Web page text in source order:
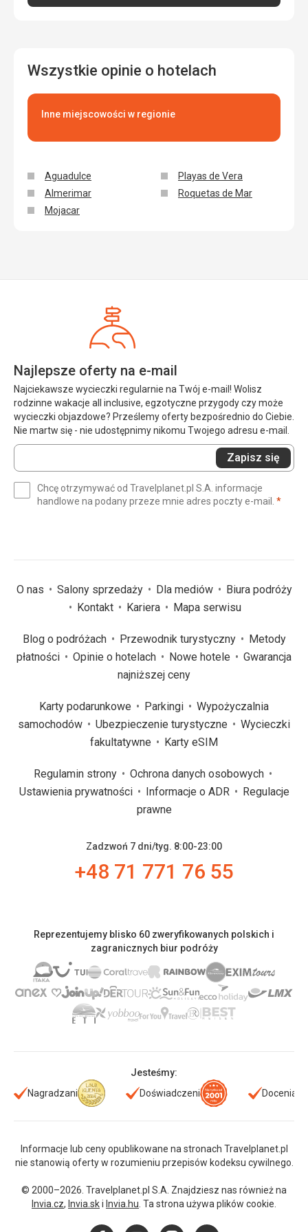
Wszystkie opinie o hotelach
Inne miejscowości w regionie
Aguadulce
Almerimar
Mojacar
Playas de Vera
Roquetas de Mar
Najlepsze oferty na e-mail
Najciekawsze wycieczki regularnie na Twój e-mail! Wolisz
rodzinne wakacje all inclusive, egzotyczne przygody czy może
wycieczki objazdowe? Prześlemy oferty bezpośrednio do Ciebie.
Nie martw się - nie udostępnimy nikomu Twojego adresu e-mail.
Wprowadź
swój
(wymagane)
Zapisz się
Chcę otrzymywać od Travelplanet.pl S.A. informacje
handlowe na podany przeze mnie adres poczty e-mail. *
O nas Salony sprzedaży Dla mediów
Biura podróży
Kontakt
Kariera Mapa serwisu
Blog o podróżach Przewodnik turystyczny
Metody
płatności
Opinie o hotelach Nowe hotele
Gwarancja
najniższej ceny
Karty podarunkowe Parkingi
Wypożyczalnia
samochodów
Ubezpieczenie turystyczne
Wycieczki
fakultatywne
Karty eSIM
Regulamin strony
Ochrona danych osobowych
Ustawienia prywatności
Informacje o ADR
Regulacje
prawne
Zadzwoń 7 dni/tyg. 8:00-23:00
+48 71 771 76 55
Reprezentujemy blisko 60 zweryfikowanych polskich i
zagranicznych biur podróży
Jesteśmy:
Nagradzani
Doświadczeni Doceniani
Informacje lub ceny opublikowane na stronach Travelplanet.pl
nie stanowią oferty w rozumieniu przepisów kodeksu cywilnego.
© 2000–2026. Travelplanet.pl S.A. Znajdziesz nas również na
Invia.cz, Invia.ski Invia.hu . Ta strona używa plików cookie.